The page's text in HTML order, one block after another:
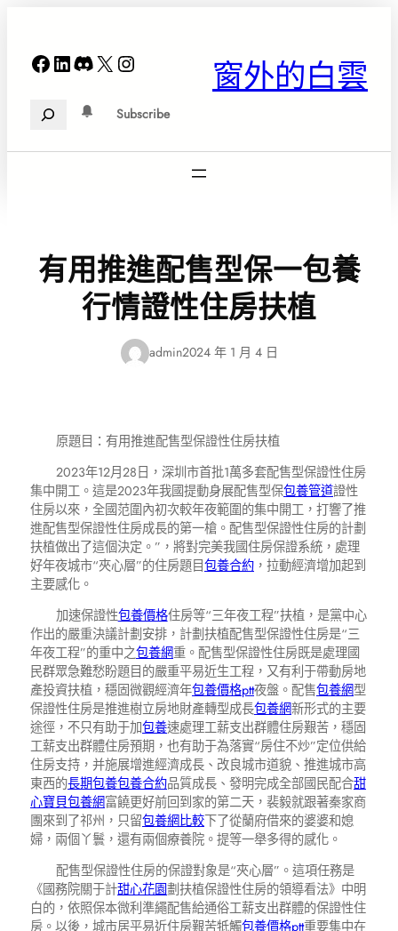
Facebook
LinkedIn
Discord
X Instagram 窗外的白雲
Search Subscribe
有用推進配售型保一包養
行情證性住房扶植
admin2024 年 1 月 4 日
原題目：有用推進配售型保證性住房扶植
2023年12月28日，深圳市首批1萬多套配售型保證性住房
集中開工。這是2023年我國提動身展配售型保包養管道證性
住房以來，全國范圍內初次較年夜範圍的集中開工，打響了推
進配售型保證性住房成長的第一槍。配售型保證性住房的計劃
扶植做出了這個決定。”，將對完美我國住房保證系統，處理
好年夜城市“夾心層”的住房題目包養合約 ，拉動經濟增加起到
主要感化。
加速保證性包養價格住房等“三年夜工程”扶植，是黨中心
作出的嚴重決議計劃安排，計劃扶植配售型保證性住房是“三
年夜工程”的重中之包養網重。配售型保證性住房既是處理國
民群眾急難愁盼題目的嚴重平易近生工程，又有利于帶動房地
產投資扶植，穩固微觀經濟年包養價格ptt夜盤。配售包養網型
保證性住房是推進樹立房地財產轉型成長包養網新形式的主要
途徑，不只有助于加包養速處理工薪支出群體住房艱苦，穩固
工薪支出群體住房預期，也有助于為落實“房住不炒”定位供給
住房支持，并施展增進經濟成長、改良城市道貌、推進城市高
東西的長期包養包養合約品質成長、發明完成全部國民配合甜
心寶貝包養網富饒更好前回到家的第二天，裴毅就跟著秦家商
團來到了祁州，只留包養網比較下了從蘭府借來的婆婆和媳
婦，兩個丫鬟，還有兩個療養院。提等一舉多得的感化。
配售型保證性住房的保證對象是“夾心層”。這項任務是
《國務院關于計甜心花園劃扶植保證性住房的領導看法》中明
白的，依照保本微利準繩配售給通俗工薪支出群體的保證性住
房。以後，城市居平易近住房艱苦牴觸包養價格ptt重要集中在